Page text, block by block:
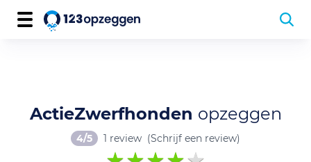
ActieZwerfhonden opzeggen
4/5 1 review (Schrijf een review)